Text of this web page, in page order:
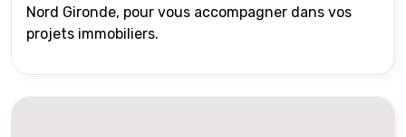
Nord Gironde, pour vous accompagner dans vos
projets immobiliers.